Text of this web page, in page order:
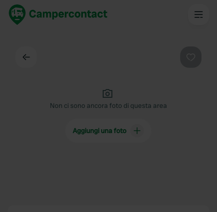
Non ci sono ancora foto di questa area
Aggiungi una foto